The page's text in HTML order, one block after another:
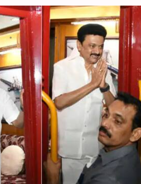
பெட்டியில்
Dec 10, 2022 12:19 pm
லட்சக்கணக்கான
முதல்வர்
அவர்கள் முதல்வரான
கூடிய 'சலுான்'
மனைவி துர்கா